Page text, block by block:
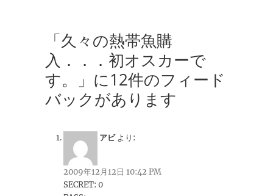
「久々の熱帯魚購
入．．．初オスカーで
す。」に12件のフィード
バックがあります
アビ より:
2009年12月12日 10:42 PM
SECRET: 0